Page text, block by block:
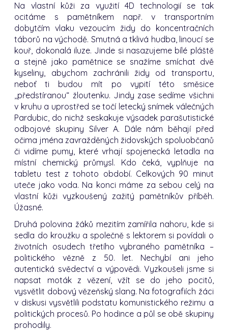
Na vlastní kůži za využití 4D technologií se tak
ocitáme s pamětníkem např. v transportním
dobytčím vlaku vezoucím židy do koncentračních
táborů na východě. Smutná a tklivá hudba, linoucí se
kouř, dokonalá iluze. Jinde si nasazujeme bílé pláště
a stejně jako pamětnice se snažíme smíchat dvě
kyseliny, abychom zachránili židy od transportu,
neboť ti budou mít po vypití této směsice
,,předstíranou“ žloutenku. Jindy zase sedíme všichni
v kruhu a uprostřed se točí letecký snímek válečných
Pardubic, do nichž seskakuje výsadek parašutistické
odbojové skupiny Silver A. Dále nám běhají před
očima jména zavražděných židovských spoluobčanů
či vidíme pumy, které vrhají spojenecká letadla na
místní chemický průmysl. Kdo čeká, vyplňuje na
tabletu test z tohoto období. Celkových 90 minut
uteče jako voda. Na konci máme za sebou celý na
vlastní kůži vyzkoušený zažitý pamětníkův příběh.
Úžasné.
Druhá polovina žáků mezitím zamířila nahoru, kde si
sedla do kroužku a společně s lektorem si povídali o
životních osudech třetího vybraného pamětníka –
politického vězně z 50. let. Nechybí ani jeho
autentická svědectví a výpovědi. Vyzkoušeli jsme si
napsat moták z vězení, vžít se do jeho pocitů,
vysvětlit dobový vězeňský slang. Na fotografiích žáci
v diskusi vysvětlili podstatu komunistického režimu a
politických procesů. Po hodince a půl se obě skupiny
prohodily.